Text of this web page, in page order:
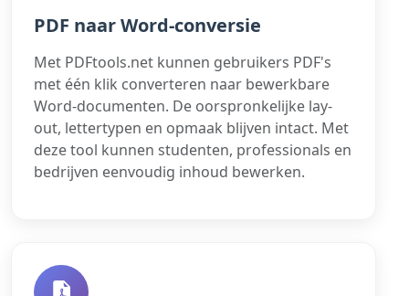
PDF naar Word-conversie
Met PDFtools.net kunnen gebruikers PDF's
met één klik converteren naar bewerkbare
Word-documenten. De oorspronkelijke lay-
out, lettertypen en opmaak blijven intact. Met
deze tool kunnen studenten, professionals en
bedrijven eenvoudig inhoud bewerken.